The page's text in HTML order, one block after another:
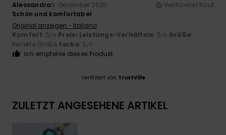
Alessandra9. Dezember 2025
Verifizierter Kauf
Schön und komfortabel
Original anzeigen - Italiano
Komfort: 5/5 Preis-Leistungs-Verhältnis: 5/5 Größe:
Perfekte Größe Farbe: 5 /5
Ich empfehle dieses Produkt
Verifiziert von TrustVille
ZULETZT ANGESEHENE ARTIKEL